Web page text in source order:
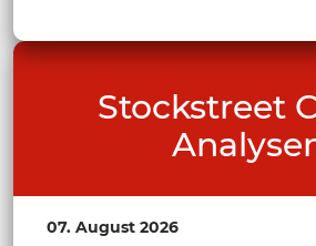
Stockstreet
07. August 2026